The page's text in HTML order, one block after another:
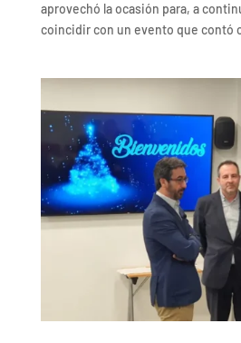
aprovechó la ocasión para, a
coincidir con un evento que contó